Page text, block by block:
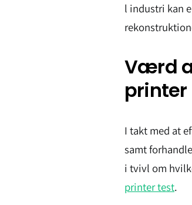
l industri kan
Værd
printer
I takt med at
samt
i tvivl om
printer test.